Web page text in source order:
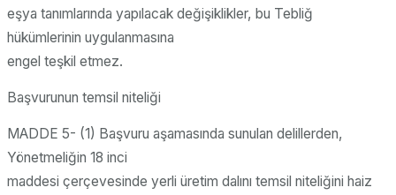
eşya tanımlarında yapılacak değişiklikler, bu Tebliğ
hükümlerinin uygulanmasına
engel teşkil etmez.
Başvurunun temsil niteliği
MADDE 5- (1) Başvuru aşamasında sunulan delillerden,
Yönetmeliğin 18 inci
maddesi çerçevesinde yerli üretim dalını temsil niteliğini haiz